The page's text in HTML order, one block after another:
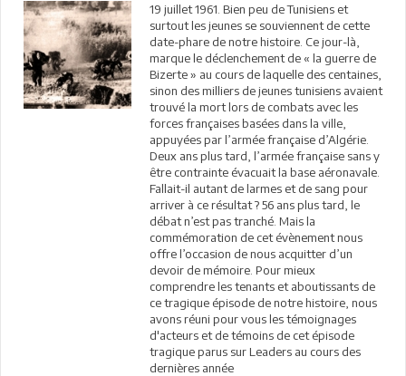
19 juillet 1961. Bien peu de Tunisiens et
surtout les jeunes se souviennent de cette
date-phare de notre histoire. Ce jour-là,
marque le déclenchement de « la guerre de
Bizerte » au cours de laquelle des centaines,
sinon des milliers de jeunes tunisiens avaient
trouvé la mort lors de combats avec les
forces françaises basées dans la ville,
appuyées par l’armée française d’Algérie.
Deux ans plus tard, l’armée française sans y
être contrainte évacuait la base aéronavale.
Fallait-il autant de larmes et de sang pour
arriver à ce résultat ? 56 ans plus tard, le
débat n’est pas tranché. Mais la
commémoration de cet évènement nous
offre l’occasion de nous acquitter d’un
devoir de mémoire. Pour mieux
comprendre les tenants et aboutissants de
ce tragique épisode de notre histoire, nous
avons réuni pour vous les témoignages
d'acteurs et de témoins de cet épisode
tragique parus sur Leaders au cours des
dernières année